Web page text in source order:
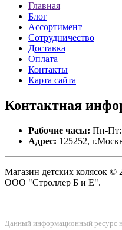
Главная
Блог
Ассортимент
Сотрудничество
Доставка
Оплата
Контакты
Карта сайта
Контактная
Рабочие часы: Пн-Пт:
Адрес: 125252,
Магазин детских колясок ©
ООО "Строллер Б и Е".
Данный информационный ресурс